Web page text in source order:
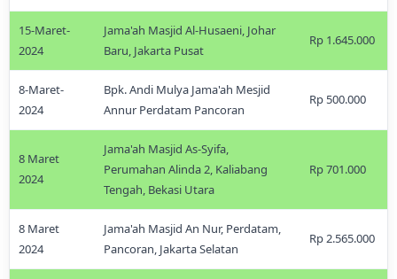
15-Maret-
2024
Jama'ah Masjid Al-Husaeni, Johar
Baru, Jakarta Pusat
Rp 1.645.000
8-Maret-
2024
Bpk. Andi Mulya Jama'ah Mesjid
Annur Perdatam Pancoran
Rp 500.000
8 Maret
2024
Jama'ah Masjid As-Syifa,
Perumahan Alinda 2, Kaliabang
Tengah, Bekasi Utara
Rp 701.000
8 Maret
2024
Jama'ah Masjid An Nur, Perdatam,
Pancoran, Jakarta Selatan
Rp 2.565.000